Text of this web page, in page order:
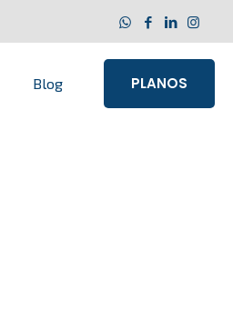
Blog PLANOS